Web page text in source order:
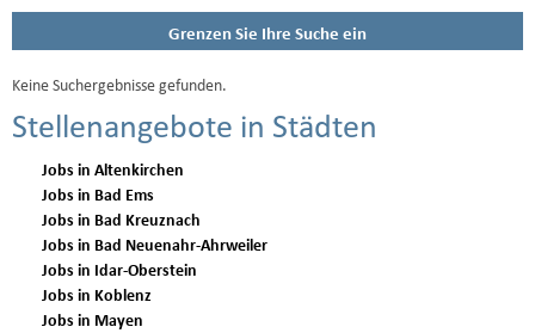
Grenzen Sie Ihre Suche ein
Keine Suchergebnisse gefunden.
Stellenangebote in Städten
Jobs in Altenkirchen
Jobs in Bad Ems
Jobs in Bad Kreuznach
Jobs in Bad Neuenahr-Ahrweiler
Jobs in Idar-Oberstein
Jobs in Koblenz
Jobs in Mayen